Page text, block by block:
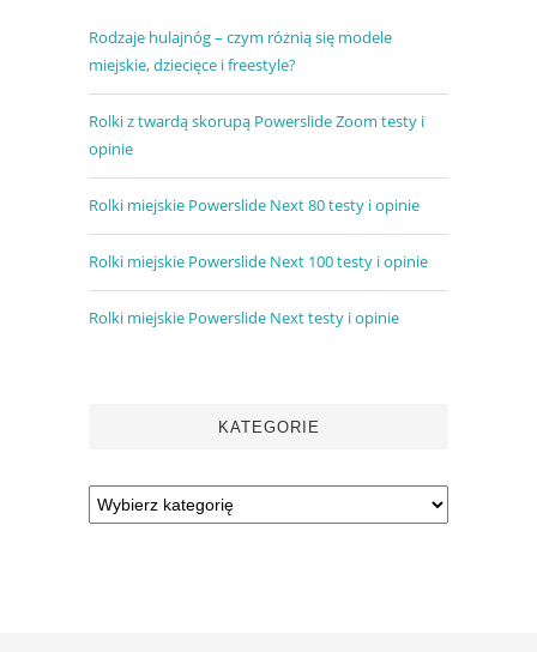
Rodzaje hulajnóg – czym różnią się modele
miejskie, dziecięce i freestyle?
Rolki z twardą skorupą Powerslide Zoom testy i
opinie
Rolki miejskie Powerslide Next 80 testy i opinie
Rolki miejskie Powerslide Next 100 testy i opinie
Rolki miejskie Powerslide Next testy i opinie
KATEGORIE